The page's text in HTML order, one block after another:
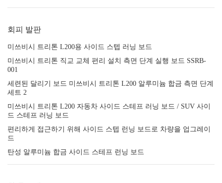
회피 발판
미쓰비시 트리톤 L200용 사이드 스텝 러닝 보드
미쓰비시 트리톤 직교 교체 편리 설치 측면 단계 실행 보드 SSRB-
001
세련된 달리기 보드 미쓰비시 트리톤 L200 알루미늄 합금 측면 단계
세트 2
미쓰비시 트리톤 L200 자동차 사이드 스테프 러닝 보드 / SUV 사이
드 스테프 러닝 보드
편리하게 접근하기 위해 사이드 스텝 런닝 보드로 차량을 업그레이
드
탄성 알루미늄 합금 사이드 스테프 런닝 보드